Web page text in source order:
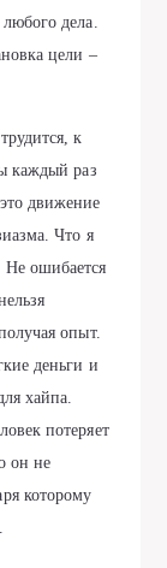
дела.
цели –
к
каждый раз
движение
Что я
ошибается
опыт.
деньги и
хайпа.
потеряет
он не
которому